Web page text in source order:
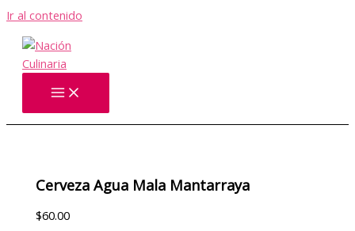
Ir al contenido
Cerveza Agua Mala Mantarraya
$60.00